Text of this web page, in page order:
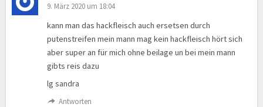
9. März 2020 um 18:04
kann man das hackfleisch auch ersetsen durch
putenstreifen mein mann mag kein hackfleisch hört sich
aber super an für mich ohne beilage un bei mein mann
gibts reis dazu
lg sandra
Antworten